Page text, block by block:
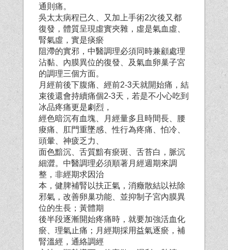
通則痛。
吳太太病程已久、又加上手術2次後又都
復發，體質呈現虛實夾雜，虛是氣血虛、
腎氣虛，實是痰瘀
阻滯的實邪，中醫調理必須同時兼顧處理
沾黏、內膜異位的復發、及氣血卵巢子宮
的調理三個方面。
月經前後下腹痛、經前2-3天就開始痛，結
束後還會持續痛個2-3天，若是不小心吃到
冰品疼痛更是劇烈，
經色暗沉有血塊、月經量多且時間長、腰
痠痛、肛門重墜感、性行為疼痛、怕冷、
頭暈、神疲乏力、
面色黯沉、舌質黯有瘀斑、舌苔白，脈沉
細澀。中醫調理必須順著月經週期來調
整，非經期求因治
本，健脾補腎以扶正氣，消癥散結以袪除
邪氣，改善卵巢功能、並抑制子宮內膜異
位的生長；黃體期
後半段逐漸開始疼痛時，就要加強活血化
瘀、理氣止痛；月經期採用益氣逐瘀，補
腎溫經，通絡調經